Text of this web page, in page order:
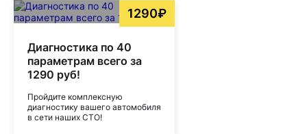
1290₽
Диагностика по 40
параметрам всего за
1290 руб!
Пройдите комплексную
диагностику вашего автомобиля
в сети наших СТО!